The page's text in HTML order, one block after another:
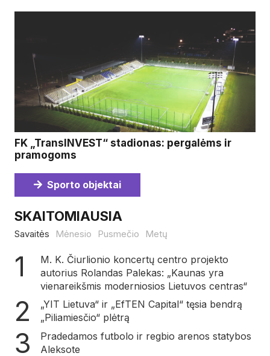
FK „TransINVEST“ stadionas: pergalėms ir
pramogoms
Sporto objektai
SKAITOMIAUSIA
Savaitės Mėnesio Pusmečio Metų
M. K. Čiurlionio koncertų centro projekto
autorius Rolandas Palekas: „Kaunas yra
vienareikšmis moderniosios Lietuvos centras“
„YIT Lietuva“ ir „EfTEN Capital“ tęsia bendrą
„Piliamiesčio“ plėtrą
Pradedamos futbolo ir regbio arenos statybos
Aleksote